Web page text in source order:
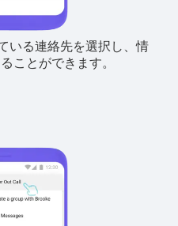
いる連絡先を選択し、情
ことができます。